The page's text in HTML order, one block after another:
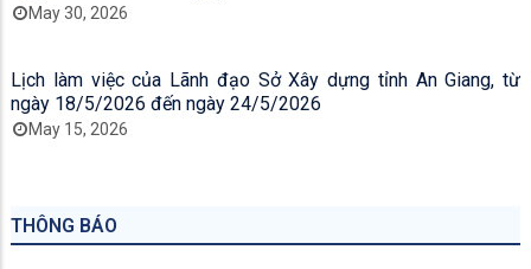
May 30, 2026
Lịch làm việc của Lãnh đạo Sở Xây dựng tỉnh An Giang, từ
ngày 18/5/2026 đến ngày 24/5/2026
May 15, 2026
THÔNG BÁO